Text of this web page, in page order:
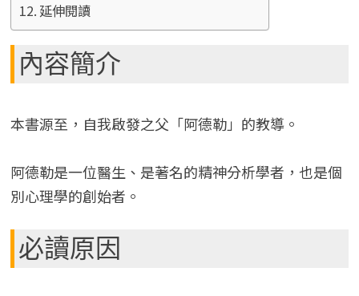
延伸閱讀
內容簡介
本書源至，自我啟發之父「阿德勒」的教導。
阿德勒是一位醫生、是著名的精神分析學者，也是個
別心理學的創始者。
必讀原因